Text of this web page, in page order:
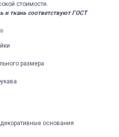
стоимости.
и ткань соответствуют ГОСТ
размера
основания